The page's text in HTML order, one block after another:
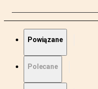
Powiązane
Polecane